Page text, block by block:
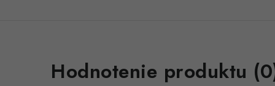
Hodnotenie produktu